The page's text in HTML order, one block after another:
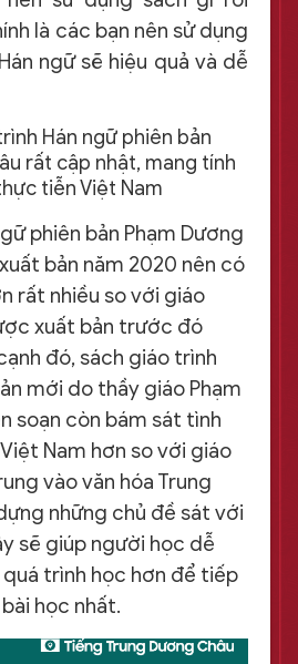
là các bạn nên sử dụng
ngữ sẽ hiệu quả và dễ
Hán ngữ phiên bản
rất cập nhật, mang tính
tiễn Việt Nam
phiên bản Phạm Dương
bản năm 2020 nên có
rất nhiều so với giáo
xuất bản trước đó
đó, sách giáo trình
mới do thầy giáo Phạm
soạn còn bám sát tình
Nam hơn so với giáo
vào văn hóa Trung
những chủ đề sát với
sẽ giúp người học dễ
trình học hơn để tiếp
học nhất.